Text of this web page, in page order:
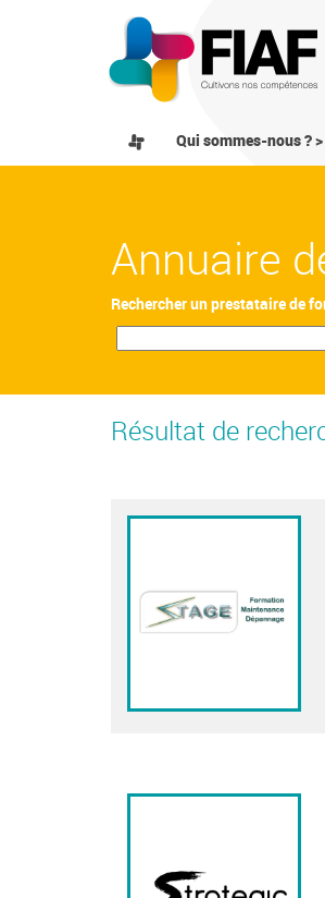
Qui sommes-nous ? >
Annuaire
Rechercher un prestataire de
Résultat de